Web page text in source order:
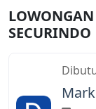
SECURINDO